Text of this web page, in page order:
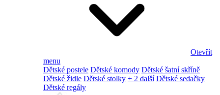
Otevřít
menu
Dětské postele Dětské komody Dětské šatní skříně
Dětské židle Dětské stolky + 2 další Dětské sedačky
Dětské regály